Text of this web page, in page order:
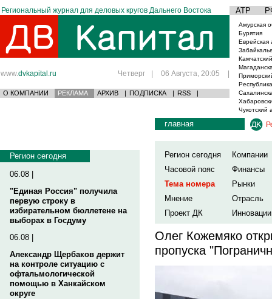
Региональный журнал для деловых кругов Дальнего Востока АТР
www.dvkapital.ru Четверг | 06 Августа, 20:05 |
О КОМПАНИИ РЕКЛАМА АРХИВ | ПОДПИСКА | RSS |
Амурская
Бурятия
Еврейская
Чукотский
Регион сегодня
06.08 |
"Единая Россия" получила
первую строку в
избирательном бюллетене на
выборах в Госдуму
06.08 |
Александр Щербаков держит
на контроле ситуацию с
офтальмологической
помощью в Ханкайском
округе
главная
Регион сегодня
Компании
Часовой пояс
Финансы
Тема номера
Рынки
Мнение
Отрасль
Проект ДК
Инновации
Олег Кожемяко
пропуска